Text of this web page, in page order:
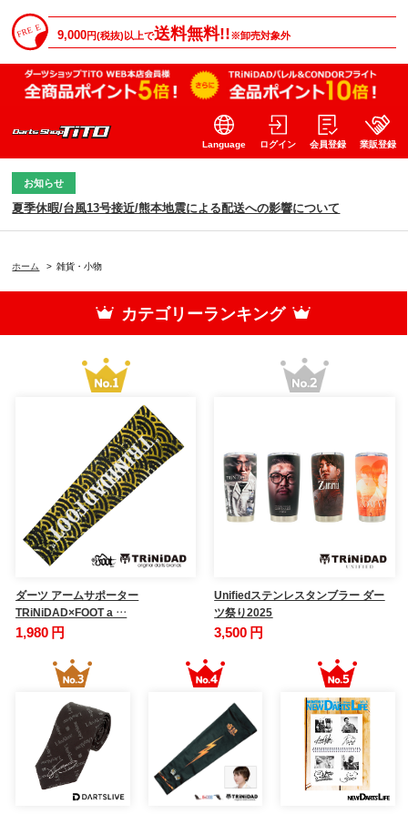
9,000円(税抜)以上で送料無料!!※卸売対象外
Language ログイン 会員登録 業販登録
お知らせ
夏季休暇/台風13号接近/熊本地震による配送への影響について
ホーム > 雑貨・小物
カテゴリーランキング
ダーツ アームサポーター
TRiNiDAD×FOOT a …
1,980 円
Unifiedステンレスタンブラー ダー
ツ祭り2025
3,500 円